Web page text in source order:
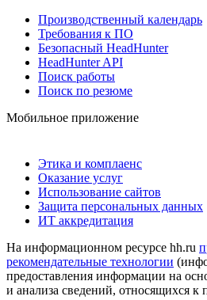
Производственный календарь
Требования к ПО
Безопасный HeadHunter
HeadHunter API
Поиск работы
Поиск по резюме
Мобильное приложение
Этика и комплаенс
Оказание услуг
Использование сайтов
Защита персональных данных
ИТ аккредитация
На информационном ресурсе hh.ru
рекомендательные технологии
предоставления информации на
и анализа сведений, относящихся к